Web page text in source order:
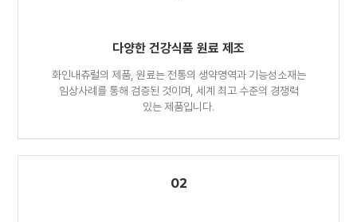
다양한 건강식품 원료 제조
화인내츄럴의 제품, 원료는 전통의 생약영역과 기능성소재는
임상사례를 통해 검증된 것이며, 세계 최고 수준의 경쟁력
있는 제품입니다.
02